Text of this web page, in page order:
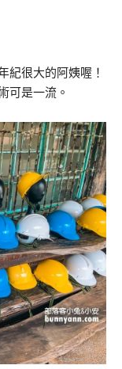
紀很大的阿姨喔！
可是一流。